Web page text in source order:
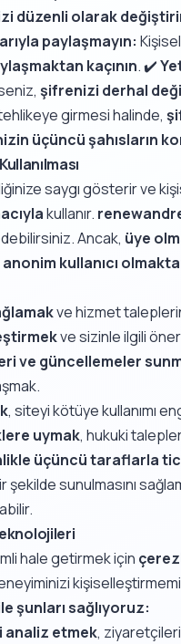
düzenli olarak
paylaşmayın:
kaçının. ✔️
şifrenizi derhal
girmesi halinde,
üçüncü şahısların
saygı gösterir ve
kullanır.
Ancak, üye
kullanıcı
ve hizmet
ve sizinle ilgili
ve güncellemeler
, siteyi kötüye kullanımı
uymak, hukuki
üçüncü taraflarla
sunulmasını
hale getirmek için
şunları sağlıyoruz:
analiz etmek,